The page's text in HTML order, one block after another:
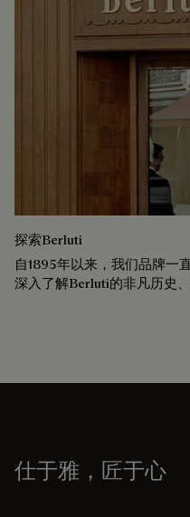
探索Berluti
自1895年以来，我们品牌一
深入了解Berluti的非凡历史
仕于雅，匠于心